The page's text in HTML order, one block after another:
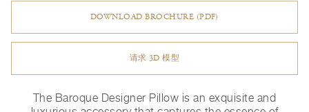
DOWNLOAD BROCHURE (PDF)
请求 3D 模型
The Baroque Designer Pillow is an exquisite and